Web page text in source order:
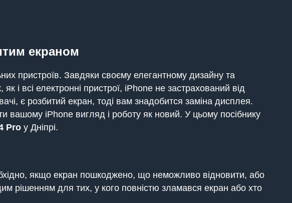
екраном
пристроїв. Завдяки своєму елегантному дизайну та
і всі електронні пристрої, iPhone не застрахований від
є розбитий екран, тоді вам знадобится заміна дисплея.
iPhone вигляд і роботу як новий. У цьому посібнику
Pro у Дніпрі.
якщо екран пошкоджено, що неможливо відновити, або
рішенням для тих, у кого повністю зламався екран або хто